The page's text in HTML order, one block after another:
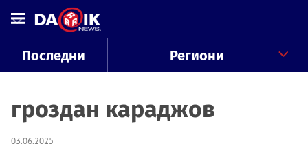
Последни Региони
гроздан караджов
03.06.2025